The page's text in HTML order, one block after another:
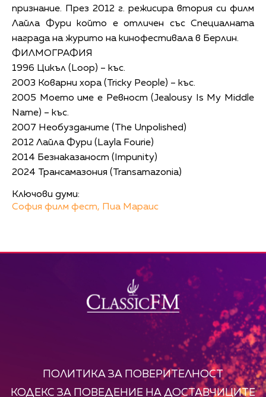
признание. През 2012 г. режисира втория си филм
Лайла Фури който е отличен със Специалната
награда на журито на кинофестивала в Берлин.
ФИЛМОГРАФИЯ
1996 Цикъл (Loop) – къс.
2003 Коварни хора (Tricky People) – къс.
2005 Моето име е Ревност (Jealousy Is My Middle
Name) – къс.
2007 Необузданите (The Unpolished)
2012 Лайла Фури (Layla Fourie)
2014 Безнаказаност (Impunity)
2024 Трансамазония (Transamazonia)
Ключови думи:
София филм фест, Пиа Мараис
ПОЛИТИКА ЗА ПОВЕРИТЕЛНОСТ
КОДЕКС ЗА ПОВЕДЕНИЕ НА ДОСТАВЧИЦИТЕ